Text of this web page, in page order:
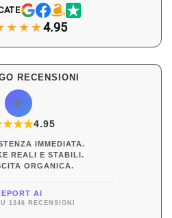
4.95
RECENSIONI
✨
★★★
★4.95
IMMEDIATA.
REALI E STABILI.
ORGANICA.
AI
1346 RECENSIONI